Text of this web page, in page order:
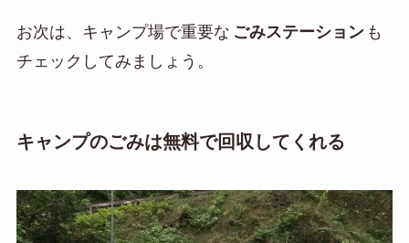
お次は、キャンプ場で重要な ごみステーション も
チェックしてみましょう。
キャンプのごみは無料で回収してくれる